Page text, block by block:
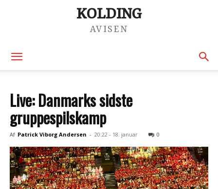
KOLDING
AVISEN
Live: Danmarks sidste
gruppespilskamp
Af Patrick Viborg Andersen - 20:22 - 18. januar 0